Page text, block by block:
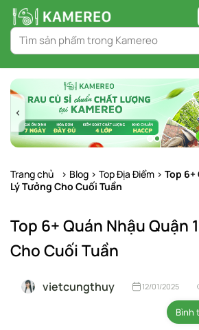
Chuyển
tới
nội
dung
Trang chủ > Blog > Top Địa Điểm > Top 6+
Lý Tưởng Cho Cuối Tuần
Top 6+ Quán Nhậu Quận
Cho Cuối Tuần
vietcungthuy 12/01/2025
Bình